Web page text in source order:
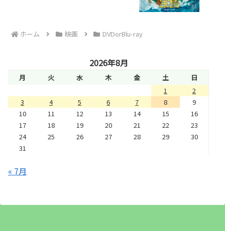
ホーム 映画 DVDorBlu-ray
2026年8月
月 火 水 木 金 土
日
1
2
3
4 5 6 7 8
9
10
11 12 13 14 15
16
17
18 19 20 21 22
23
24
25 26 27 28 29
30
31
« 7月